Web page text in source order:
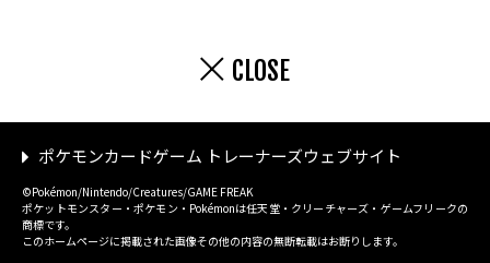
CLOSE
ポケモンカードゲーム トレーナーズウェブサイト
©Pokémon/Nintendo/Creatures/GAME FREAK
ポケットモンスター・ポケモン・Pokémonは任天堂・クリーチャーズ・ゲームフリークの
商標です。
このホームページに掲載された画像その他の内容の無断転載はお断りします。